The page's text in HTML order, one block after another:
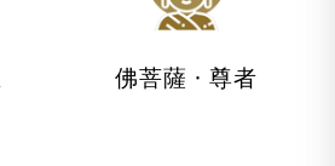
佛菩薩 · 尊者